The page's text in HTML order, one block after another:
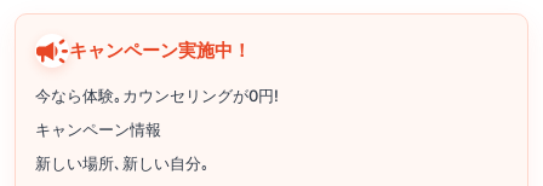
キャンペーン実施中！
今なら体験｡カウンセリングが0円!
キャンペーン情報
新しい場所､新しい自分｡